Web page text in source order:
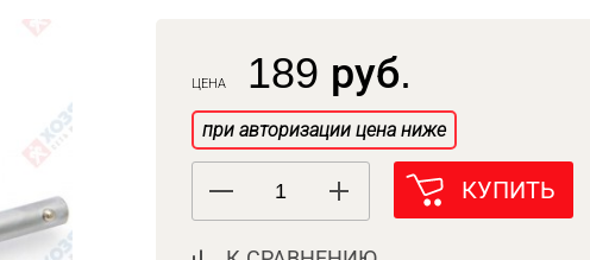
ЦЕНА 189 руб.
при авторизации цена ниже
КУПИТЬ